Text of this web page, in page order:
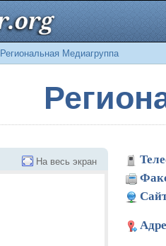
Региональная Медиагруппа
На весь экран